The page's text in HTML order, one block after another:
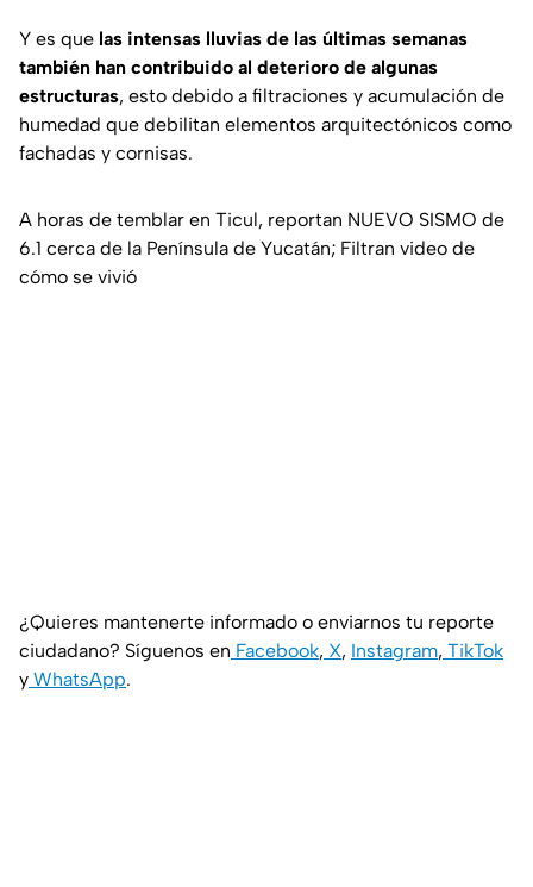
Y es que las intensas lluvias de las últimas semanas
también han contribuido al deterioro de algunas
estructuras, esto debido a filtraciones y acumulación de
humedad que debilitan elementos arquitectónicos como
fachadas y cornisas.
A horas de temblar en Ticul, reportan NUEVO SISMO de
6.1 cerca de la Península de Yucatán; Filtran video de
cómo se vivió
¿Quieres mantenerte informado o enviarnos tu reporte
ciudadano? Síguenos en Facebook, X, Instagram, TikTok
y WhatsApp.